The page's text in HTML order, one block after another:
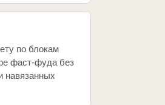
по блокам
фаст-фуда без
навязанных